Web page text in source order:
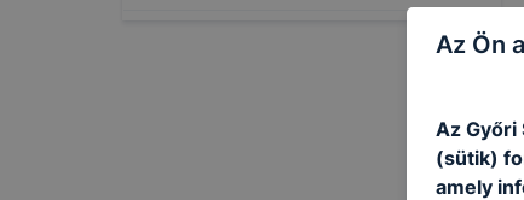
Az Ön
Az Győri
(sütik)
amely